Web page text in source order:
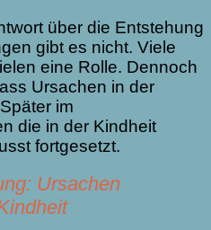
über die Entstehung
gibt es nicht. Viele
eine Rolle. Dennoch
Ursachen in der
im
die in der Kindheit
fortgesetzt.
Ursachen